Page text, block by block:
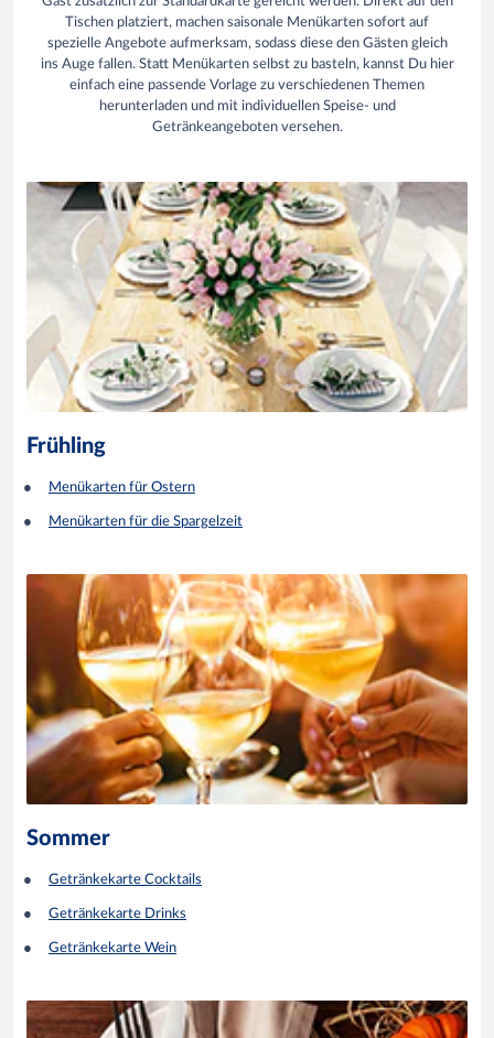
Tischen platziert, machen saisonale Menükarten sofort auf
spezielle Angebote aufmerksam, sodass diese den Gästen gleich
ins Auge fallen. Statt Menükarten selbst zu basteln, kannst Du hier
einfach eine passende Vorlage zu verschiedenen Themen
herunterladen und mit individuellen Speise- und
Getränkeangeboten versehen.
Frühling
Menükarten für Ostern
Menükarten für die Spargelzeit
Sommer
Getränkekarte Cocktails
Getränkekarte Drinks
Getränkekarte Wein